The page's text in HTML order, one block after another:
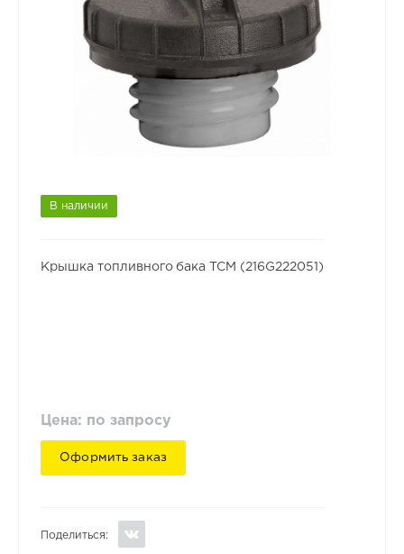
В наличии
Крышка топливного бака TCM (216G222051)
Цена: по запросу
Оформить заказ
Поделиться: